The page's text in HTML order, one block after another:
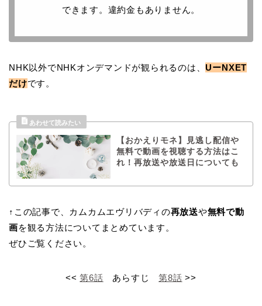
できます。違約金もありません。
NHK以外でNHKオンデマンドが観られるのは、UーNXET
だけです。
【おかえりモネ】見逃し配信や
無料で動画を視聴する方法はこ
れ！再放送や放送日についても
↑この記事で、カムカムエヴリバディの再放送や無料で動
画を観る方法についてまとめています。
ぜひご覧ください。
<<第6話 あらすじ第8話 >>